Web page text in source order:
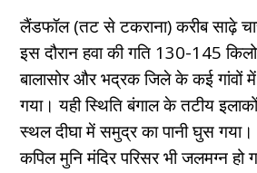
लैंडफॉल (तट से टकराना) करीब साढ़े
इस दौरान हवा की गति 130-145
बालासोर और भद्रक जिले के कई गांवों
गया। यही स्थिति बंगाल के तटीय
स्थल दीघा में समुद्र का पानी घुस गया।
कपिल मुनि मंदिर परिसर भी जलमग्न हो